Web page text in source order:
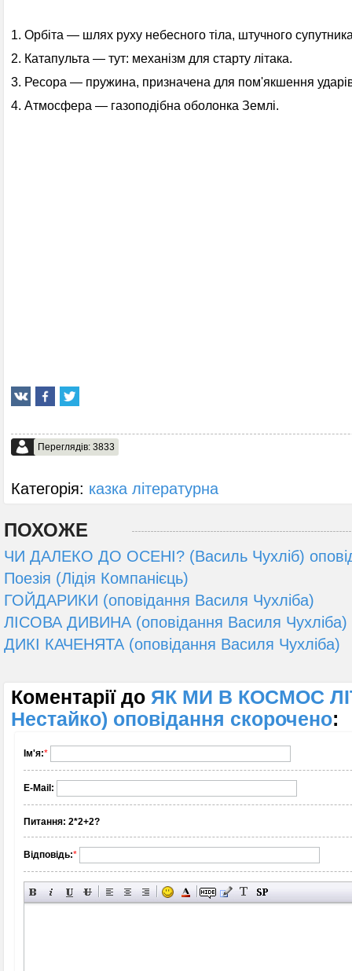
1. Орбіта — шлях руху небесного тіла, штучного
2. Катапульта — тут: механізм для старту літака.
3. Ресора — пружина, призначена для пом'якшення ударів
4. Атмосфера — газоподібна оболонка Землі.
Переглядів: 3833
Категорія: казка літературна
ПОХОЖЕ
ЧИ ДАЛЕКО ДО ОСЕНІ? (Василь Чухліб)
Поезія (Лідія Компанієць)
ГОЙДАРИКИ (оповідання Василя Чухліба)
ЛІСОВА ДИВИНА (оповідання Василя Чухліба)
ДИКІ КАЧЕНЯТА (оповідання Василя Чухліба)
Коментарії до ЯК МИ В КОСМОС
Нестайко) оповідання скорочено:
Ім'я:*
E-Mail:
Питання: 2*2+2?
Відповідь:*